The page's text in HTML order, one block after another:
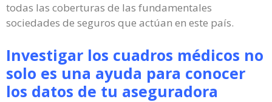
todas las coberturas de las fundamentales
sociedades de seguros que actúan en este país.
Investigar los cuadros médicos no
solo es una ayuda para conocer
los datos de tu aseguradora